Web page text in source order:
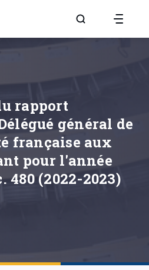
Aller à la page
rapport
général de
française aux
pour l'année
480 (2022-2023)